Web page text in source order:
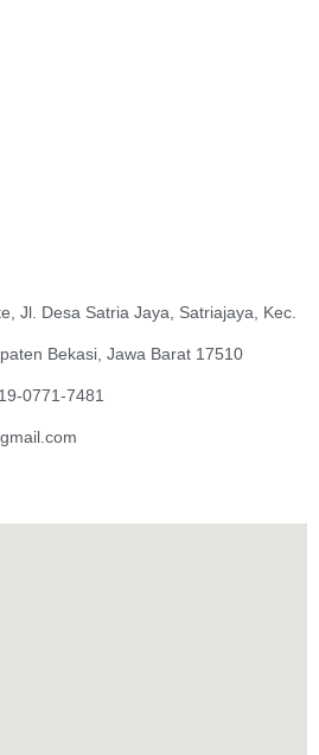
Jl. Desa Satria Jaya, Satriajaya, Kec.
Bekasi, Jawa Barat 17510
0771-7481